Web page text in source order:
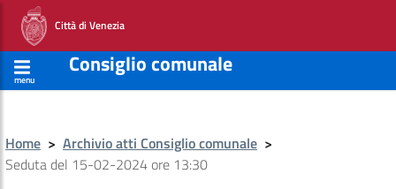
Città di Venezia
menu
Consiglio comunale
Home > Archivio atti Consiglio comunale >
Seduta del 15-02-2024 ore 13:30